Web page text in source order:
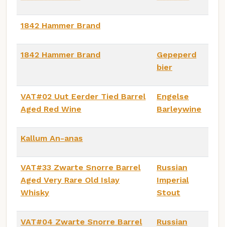
1842 Hammer Brand
1842 Hammer Brand
Gepeperd
bier
VAT#02 Uut Eerder Tied Barrel
Aged Red Wine
Engelse
Barleywine
Kallum An-anas
VAT#33 Zwarte Snorre Barrel
Aged Very Rare Old Islay
Whisky
Russian
Imperial
Stout
VAT#04 Zwarte Snorre Barrel
Russian